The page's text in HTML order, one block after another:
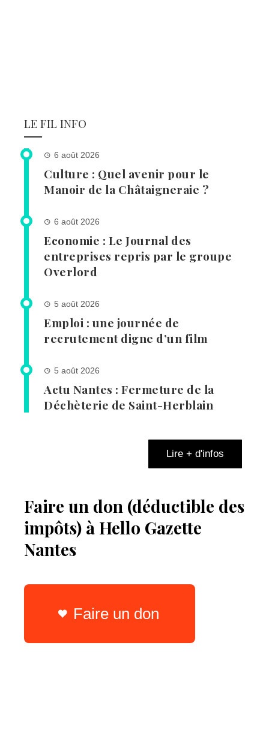
LE FIL INFO
6 août 2026
Culture : Quel avenir pour le
Manoir de la Châtaigneraie ?
6 août 2026
Economie : Le Journal des
entreprises repris par le groupe
Overlord
5 août 2026
Emploi : une journée de
recrutement digne d’un film
5 août 2026
Actu Nantes : Fermeture de la
Déchèterie de Saint-Herblain
Lire + d'infos
Faire un don (déductible des
impôts) à Hello Gazette
Nantes
Faire un don